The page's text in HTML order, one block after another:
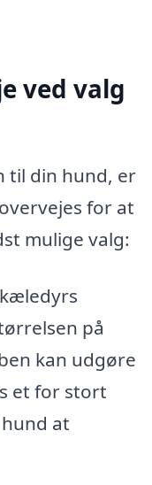
ved valg
til din hund, er
for at
mulige valg:
på
kan udgøre
et for stort
at